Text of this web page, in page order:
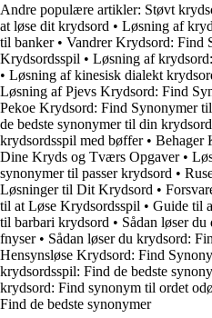
Andre populære artikler: Støvt
at løse dit krydsord • Løsning af
til banker• Vandrer Krydsord: Find
Krydsordsspil • Løsning af
• Løsning af kinesisk dialekt
Løsning af Pjevs Krydsord: Find
Pekoe Krydsord: Find Synonymer
de bedste synonymer til din
krydsordsspil med bøffer• Behager
Dine Kryds og Tværs Opgaver•
synonymer til passer krydsord •
Løsninger til Dit Krydsord •
til at Løse Krydsordsspil • Guide til
til barbari krydsord • Sådan løser
fnyser• Sådan løser du krydsord:
Hensynsløse Krydsord: Find
krydsordsspil: Find de bedste
krydsord: Find synonym til ordet
Find de bedste synonymer